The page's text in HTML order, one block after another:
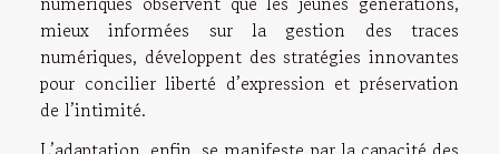
mieux informées sur la gestion des traces
numériques, développent des stratégies innovantes
pour concilier liberté d’expression et préservation
de l’intimité.